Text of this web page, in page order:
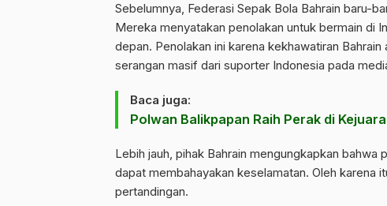
Sebelumnya, Federasi Sepak Bola Bahrain baru-
Mereka menyatakan penolakan untuk bermain di
depan. Penolakan ini karena kekhawatiran
serangan masif dari suporter Indonesia pada
Baca juga:
Polwan Balikpapan Raih Perak di
Lebih jauh, pihak Bahrain mengungkapkan
dapat membahayakan keselamatan. Oleh karena
pertandingan.